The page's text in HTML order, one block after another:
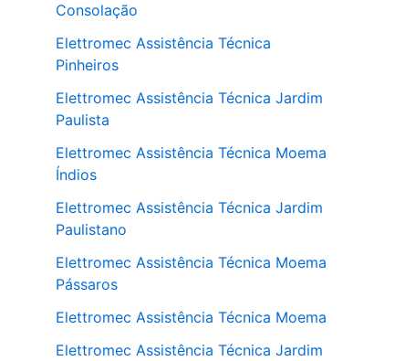
Consolação
Elettromec Assistência Técnica
Pinheiros
Elettromec Assistência Técnica Jardim
Paulista
Elettromec Assistência Técnica Moema
Índios
Elettromec Assistência Técnica Jardim
Paulistano
Elettromec Assistência Técnica Moema
Pássaros
Elettromec Assistência Técnica Moema
Elettromec Assistência Técnica Jardim